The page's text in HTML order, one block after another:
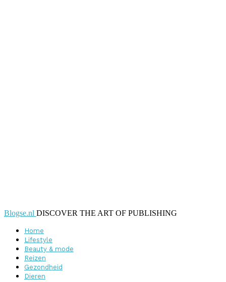
Blogse.nl DISCOVER THE ART OF PUBLISHING
Home
Lifestyle
Beauty & mode
Reizen
Gezondheid
Dieren